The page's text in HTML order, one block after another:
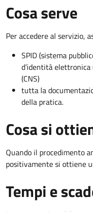
Cosa serve
Per accedere al servizio,
SPID (sistema
d’identità elettronica
(CNS)
tutta la
della pratica.
Cosa si
Quando il procedimento
positivamente si ottiene
Tempi e